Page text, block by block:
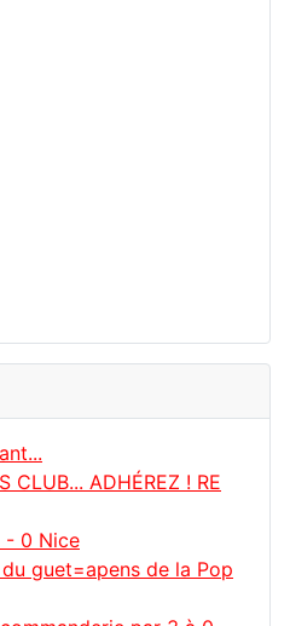
CLUB... ADHÉREZ ! RE
- 0 Nice
guet=apens de la Pop